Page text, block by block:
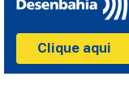
Clique aqui